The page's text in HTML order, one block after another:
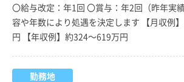
〇給与改定：年1回 〇賞与：年2回（昨年実
容や年数により処遇を決定します 【月収例
円 【年収例】約324～619万円
勤務地